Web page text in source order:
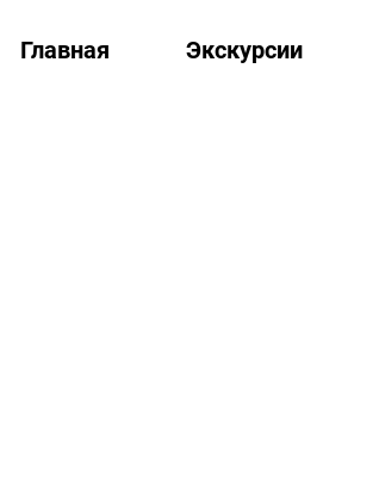
Главная Экскурсии